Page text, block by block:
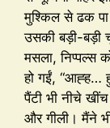
मुश्किल से ढक पा
उसकी बड़ी-बड़ी
मसला, निप्पल्स
हो गईं, “आह्ह…
पैंटी भी नीचे
और गीली। मैंने